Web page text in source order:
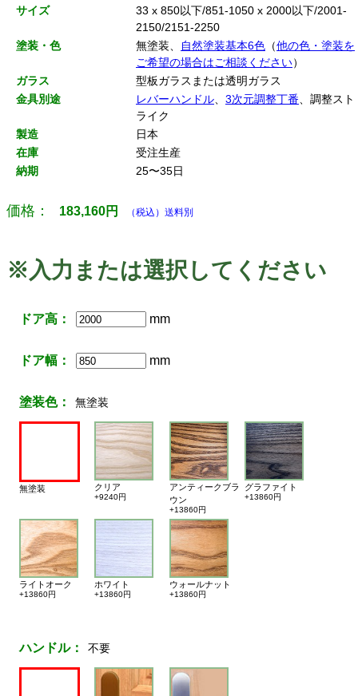
サイズ
33 x 850以下/851-1050 x 2000以下/2001-
2150/2151-2250
塗装・色
無塗装、 自然塗装基本6色 （他の色・塗装を
ご希望の場合はご相談ください）
ガラス
型板ガラスまたは透明ガラス
金具別途
レバーハンドル、 3次元調整丁番、調整スト
ライク
製造
日本
在庫
受注生産
納期
25〜35日
価格： 183,160円 （税込）送料別
※入力または選択してください
ドア高： mm
ドア幅： mm
塗装色： 無塗装
無塗装 クリア
+9240円
アンティークブラ
ウン
+13860円
グラファイト
+13860円
ライトオーク
+13860円
ホワイト
+13860円
ウォールナット
+13860円
ハンドル： 不要